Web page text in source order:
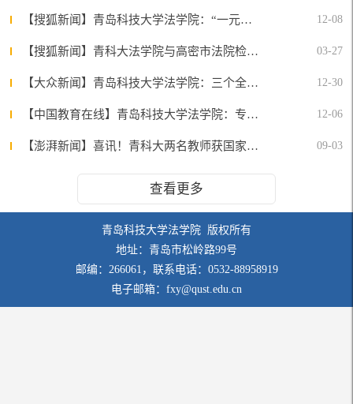
【搜狐新闻】青岛科技大学法学院：“一元一法条”——十年志愿坚守 传递法律公益温度 12-08
【搜狐新闻】青科大法学院与高密市法院检察院共建法学专业现代产业学院 03-27
【大众新闻】青岛科技大学法学院：三个全面加强力促毕业生高质量就业 12-30
【中国教育在线】青岛科技大学法学院：专业赋能为志愿服务注入“心”力量 12-06
【澎湃新闻】喜讯！青科大两名教师获国家高级社会工作师资格证书 09-03
查看更多
青岛科技大学法学院 版权所有
地址：青岛市松岭路99号
邮编：266061，联系电话：0532-88958919
电子邮箱：fxy@qust.edu.cn